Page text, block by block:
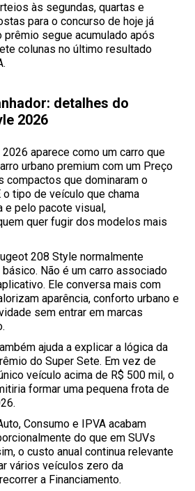
às segundas, quartas e
para o concurso de hoje já
prêmio segue acumulado após
colunas no último resultado
detalhes do
2026
aparece como um carro que
urbano premium com um Preço
compactos que dominaram o
tipo de veículo que chama
e pelo pacote visual,
quer fugir dos modelos mais
208 Style normalmente
Não é um carro associado
Ele conversa mais com
aparência, conforto urbano e
sem entrar em marcas
ajuda a explicar a lógica da
do Super Sete. Em vez de
veículo acima de R$ 500 mil, o
formar uma pequena frota de
Consumo e IPVA acabam
do que em SUVs
o custo anual continua relevante
vários veículos zero da
a Financiamento.